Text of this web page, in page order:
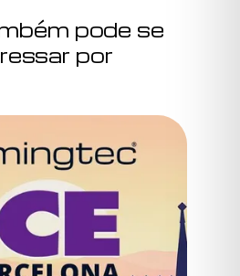
pode se
por